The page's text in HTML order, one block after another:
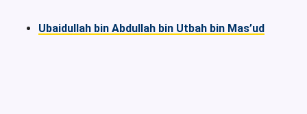
Ubaidullah bin Abdullah bin Utbah bin Mas’ud